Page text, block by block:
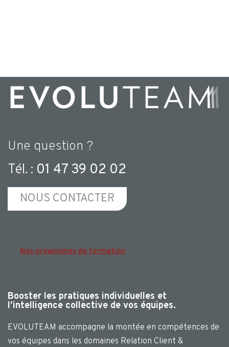
Une question ?
Tél. : 01 47 39 02 02
NOUS CONTACTER
Nos organismes de formation
Booster les pratiques individuelles et
l’intelligence collective de vos équipes.
EVOLUTEAM accompagne la montée en compétences de
vos équipes dans les domaines Relation Client &